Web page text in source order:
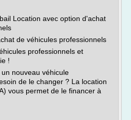
Location avec option d'achat
de véhicules professionnels
professionnels et
!
nouveau véhicule
de le changer ? La location
vous permet de le financer à